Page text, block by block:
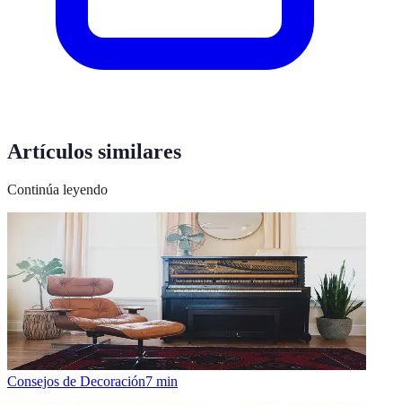
Artículos similares
Continúa leyendo
Consejos de Decoración7 min